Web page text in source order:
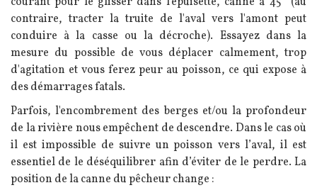
contraire, tracter la truite de l'aval vers l'amont peut
conduire à la casse ou la décroche). Essayez dans la
mesure du possible de vous déplacer calmement, trop
d'agitation et vous ferez peur au poisson, ce qui expose à
des démarrages fatals.
Parfois, l'encombrement des berges et/ou la profondeur
de la rivière nous empêchent de descendre. Dans le cas où
il est impossible de suivre un poisson vers l’aval, il est
essentiel de le déséquilibrer afin d’éviter de le perdre. La
position de la canne du pêcheur change :